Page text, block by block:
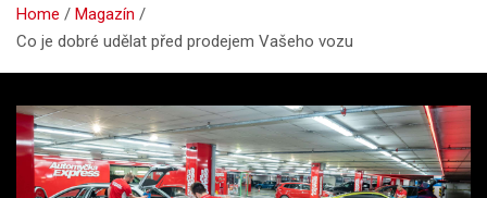
Home
Magazín
Co je dobré udělat před prodejem Vašeho vozu